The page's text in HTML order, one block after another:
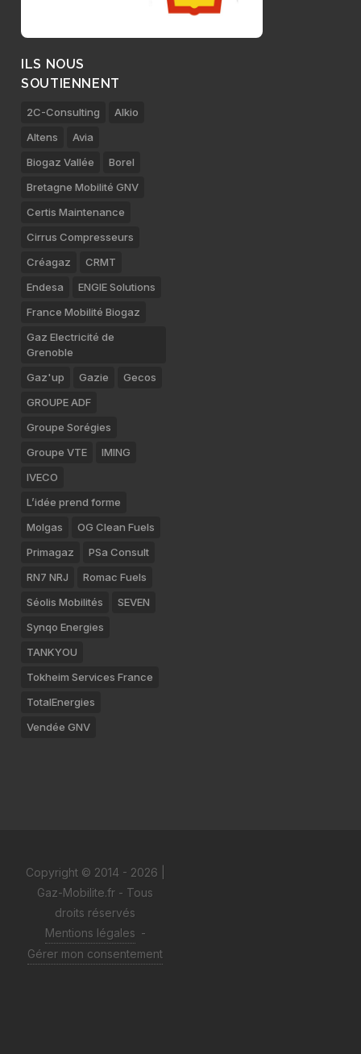
ILS NOUS
SOUTIENNENT
2C-Consulting
Alkio
Altens
Avia
Biogaz Vallée
Borel
Bretagne Mobilité GNV
Certis Maintenance
Cirrus Compresseurs
Créagaz
CRMT
Endesa
ENGIE Solutions
France Mobilité Biogaz
Gaz Electricité de
Grenoble
Gaz'up
Gazie
Gecos
GROUPE ADF
Groupe Sorégies
Groupe VTE
IMING
IVECO
L’idée prend forme
Molgas
OG Clean Fuels
Primagaz
PSa Consult
RN7 NRJ
Romac Fuels
Séolis Mobilités
SEVEN
Synqo Energies
TANKYOU
Tokheim Services France
TotalEnergies
Vendée GNV
Copyright © 2014 - 2026 |
Gaz-Mobilite.fr - Tous
droits réservés
Mentions légales -
Gérer mon consentement